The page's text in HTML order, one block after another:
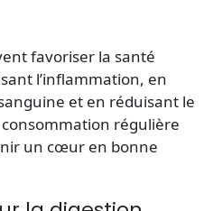
favoriser la santé
l’inflammation, en
et en réduisant le
régulière
un cœur en bonne